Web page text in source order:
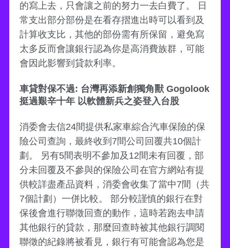
的寫上去，只會讓之前的努力一去白費了。 日
常支出部分部份是在看存摺進出時可以看到及
計算收支比，其他的部份需有所保留，避免寫
太多反而會讓銀行認為你是高消費族群，可能
會因此影響到貸款利率。
車貸對保不過: 台灣再添新創獨角獸 Gogolook
挺過艱辛十年 以軟體新兵之姿登入台股
消委會去信24間提供私家車綜合汽車保險的保
險公司查詢，最終收到7間公司回覆共10個計
劃。 另有5間表明不參加及12間未有回覆，部
分未回覆及不參與的保險公司在官方網站有提
供較詳盡產品資料，消委會收集了當中7間（共
7個計劃）一併比較。 部分較謹慎的銀行在對
保後會進行聯徵回查的動作，這時若跑去申請
其他銀行的貸款，那麼回查時被其他銀行調閱
聯徵的紀錄將被看見，銀行有可能會認為您是